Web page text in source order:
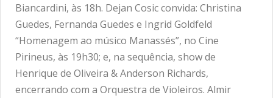
Biancardini, às 18h. Dejan Cosic convida: Christina
Guedes, Fernanda Guedes e Ingrid Goldfeld
“Homenagem ao músico Manassés”, no Cine
Pirineus, às 19h30; e, na sequência, show de
Henrique de Oliveira & Anderson Richards,
encerrando com a Orquestra de Violeiros. Almir